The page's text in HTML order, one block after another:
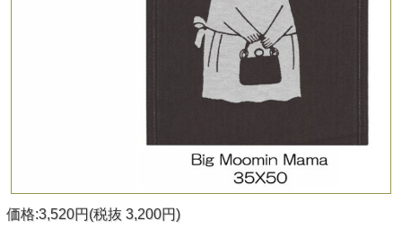
価格:3,520円(税抜 3,200円)